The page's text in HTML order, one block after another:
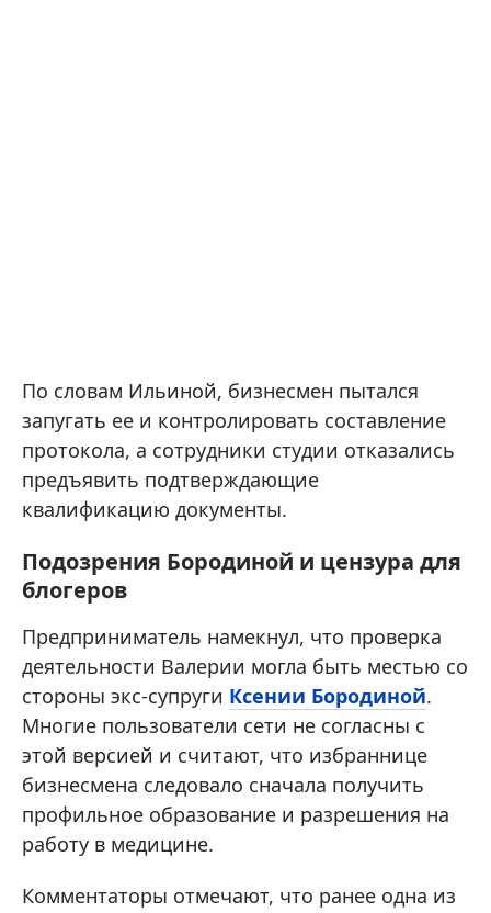
По словам Ильиной, бизнесмен пытался
запугать ее и контролировать составление
протокола, а сотрудники студии отказались
предъявить подтверждающие
квалификацию документы.
Подозрения Бородиной и цензура для
блогеров
Предприниматель намекнул, что проверка
деятельности Валерии могла быть местью со
стороны экс-супруги Ксении Бородиной.
Многие пользователи сети не согласны с
этой версией и считают, что избраннице
бизнесмена следовало сначала получить
профильное образование и разрешения на
работу в медицине.
Комментаторы отмечают, что ранее одна из